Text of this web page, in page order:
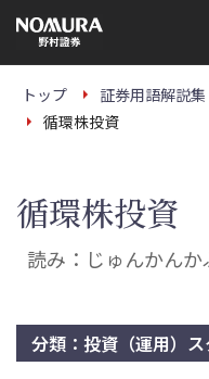
の
ー
トップ 証券用語解説集
循環株投資
循環株投資
読み：じゅんかんか
分類：投資（運用）